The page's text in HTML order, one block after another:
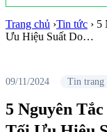
Trang chủ ›Tin tức › 5
Ưu Hiệu Suất Do…
09/11/2024 Tin trang
5 Nguyên